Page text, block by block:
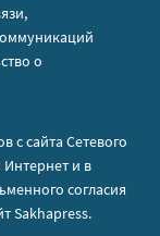
о
с сайта Сетевого
Интернет и в
согласия
Sakhapress.